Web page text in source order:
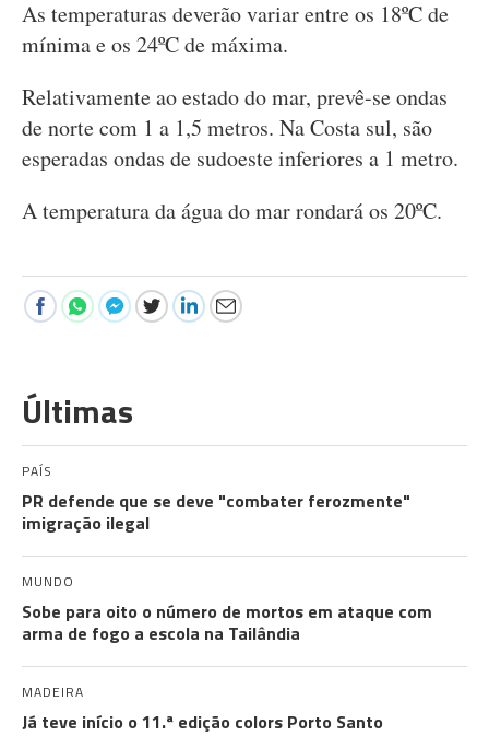
As temperaturas deverão variar entre os 18ºC de
mínima e os 24ºC de máxima.
Relativamente ao estado do mar, prevê-se ondas
de norte com 1 a 1,5 metros. Na Costa sul, são
esperadas ondas de sudoeste inferiores a 1 metro.
A temperatura da água do mar rondará os 20ºC.
Últimas
PAÍS
PR defende que se deve "combater ferozmente"
imigração ilegal
MUNDO
Sobe para oito o número de mortos em ataque com
arma de fogo a escola na Tailândia
MADEIRA
Já teve início o 11.ª edição colors Porto Santo